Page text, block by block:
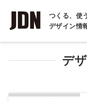
つくる、使
デザイン情
インタビュー
REPORT
COLUMN
デ